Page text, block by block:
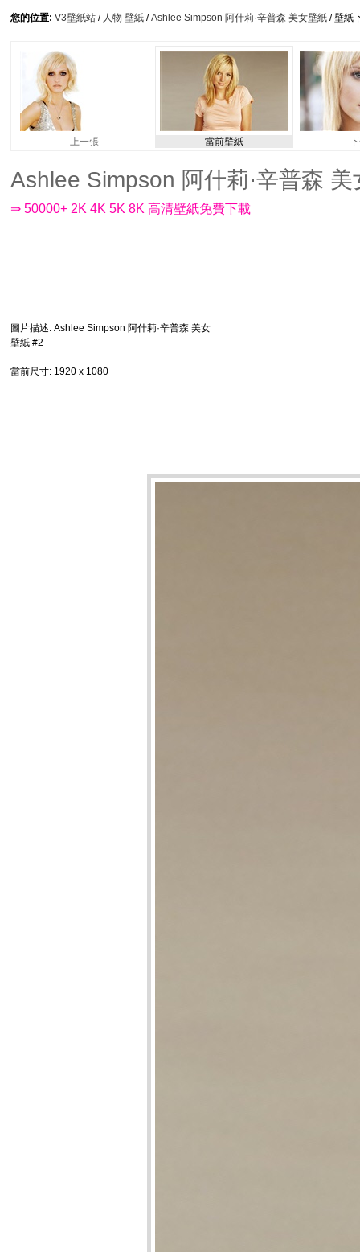
您的位置: V3壁紙站 / 人物 壁紙 /Ashlee Simpson 阿什莉·辛普森 美女壁紙 / 壁紙
上一張 當前壁紙
Ashlee Simpson 阿什莉·辛普森
⇒ 50000+ 2K 4K 5K 8K 高清壁紙免費下載
圖片描述: Ashlee Simpson 阿什莉·辛普森 美女
壁紙 #2
當前尺寸: 1920 x 1080